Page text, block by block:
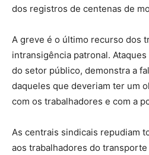
dos registros de centenas de
A greve é o último recurso dos
intransigência patronal.
do setor público, demonstra a
daqueles que deveriam ter um
com os trabalhadores e com a
As centrais sindicais repudiam
aos trabalhadores do